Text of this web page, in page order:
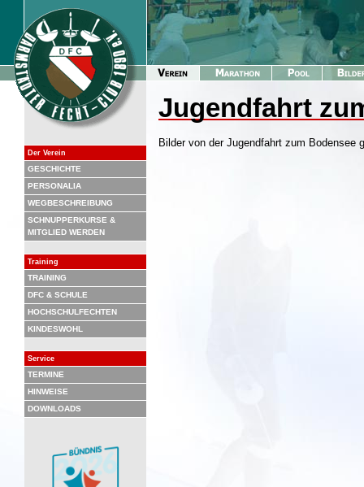
Der Verein
GESCHICHTE
PERSONALIA
WEGBESCHREIBUNG
SCHNUPPERKURSE &
MITGLIED WERDEN
Training
TRAINING
DFC & SCHULE
HOCHSCHULFECHTEN
KINDESWOHL
Service
TERMINE
HINWEISE
DOWNLOADS
Jugendfahrt
Bilder von der Jugendfahrt zum Bodensee